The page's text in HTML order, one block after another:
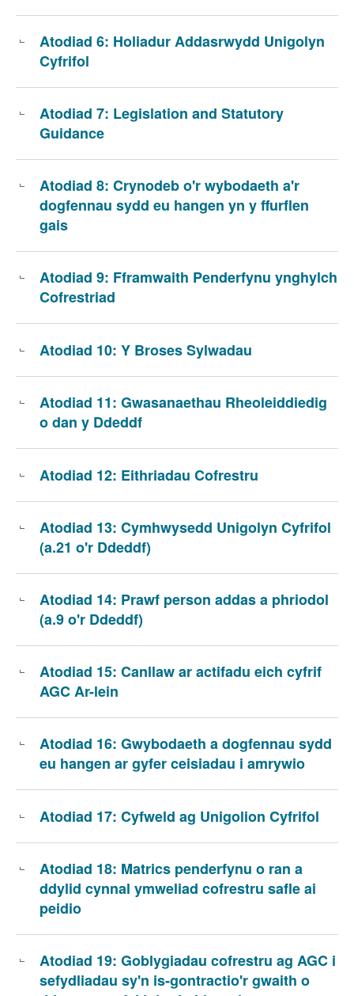
Atodiad 6: Holiadur Addasrwydd Unigolyn
Cyfrifol
Atodiad 7: Legislation and Statutory
Guidance
Atodiad 8: Crynodeb o'r wybodaeth a'r
dogfennau sydd eu hangen yn y ffurflen
gais
Atodiad 9: Fframwaith Penderfynu ynghylch
Cofrestriad
Atodiad 10: Y Broses Sylwadau
Atodiad 11: Gwasanaethau Rheoleiddiedig
o dan y Ddeddf
Atodiad 12: Eithriadau Cofrestru
Atodiad 13: Cymhwysedd Unigolyn Cyfrifol
(a.21 o'r Ddeddf)
Atodiad 14: Prawf person addas a phriodol
(a.9 o'r Ddeddf)
Atodiad 15: Canllaw ar actifadu eich cyfrif
AGC Ar-lein
Atodiad 16: Gwybodaeth a dogfennau sydd
eu hangen ar gyfer ceisiadau i amrywio
Atodiad 17: Cyfweld ag Unigolion Cyfrifol
Atodiad 18: Matrics penderfynu o ran a
ddylid cynnal ymweliad cofrestru safle ai
peidio
Atodiad 19: Goblygiadau cofrestru ag AGC i
sefydliadau sy'n is-gontractio'r gwaith o